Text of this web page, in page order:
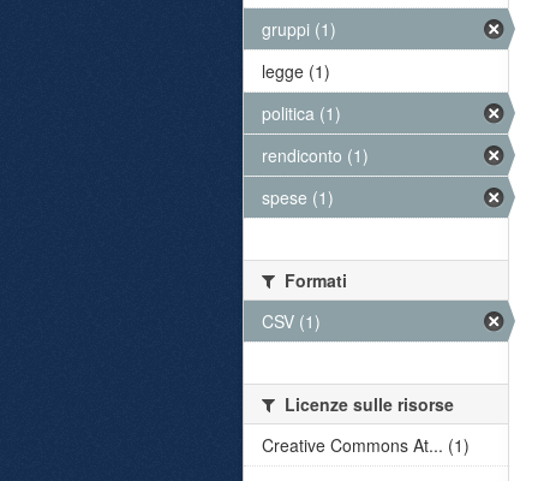
gruppi (1)
legge (1)
politica (1)
rendiconto (1)
spese (1)
Formati
CSV (1)
Licenze sulle risorse
Creative Commons At... (1)